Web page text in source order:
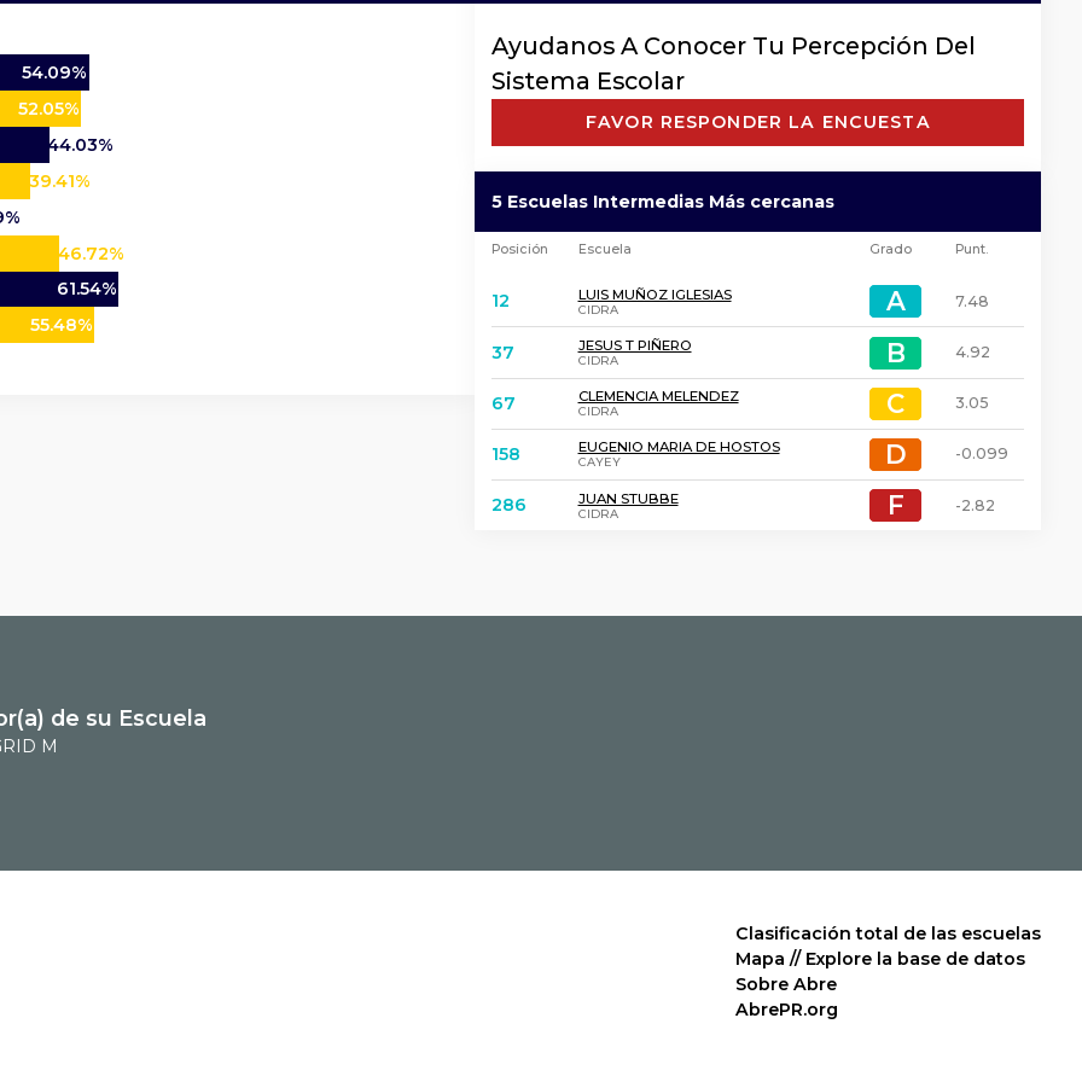
54.09%
52.05%
44.03%
39.41%
46.72%
61.54%
55.48%
Ayudanos A Conocer Tu Percepción Del
Sistema Escolar
FAVOR RESPONDER LA ENCUESTA
5 Escuelas Intermedias Más cercanas
Posición Escuela Grado Punt.
12 LUIS MUÑOZ IGLESIAS
CIDRA A
A 7.48
37 JESUS T PIÑERO
CIDRA B
B 4.92
67 CLEMENCIA MELENDEZ
CIDRA C
C 3.05
158 EUGENIO MARIA DE HOSTOS
CAYEY D
D -0.099
286 JUAN STUBBE
CIDRA F
F -2.82
de su Escuela
M
Clasificación total de las escuelas
Mapa // Explore la base de datos
Sobre Abre
AbrePR.org